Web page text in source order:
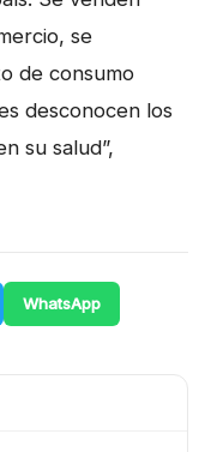
se
de consumo
desconocen los
su salud”,
WhatsApp